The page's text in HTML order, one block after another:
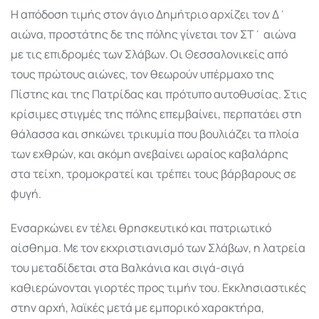
Η απόδοση τιµής στον άγιο Δηµήτριο αρχίζει τον Δ΄
αιώνα, προστάτης δε της πόλης γίνεται τον ΣΤ΄ αιώνα
µε τις επιδροµές των Σλάβων. Οι Θεσσαλονικείς από
τους πρώτους αιώνες, τον θεωρούν υπέρµαχο της
Πίστης και της Πατρίδας και πρότυπο αυτοθυσίας. Στις
κρίσιµες στιγµές της πόλης επεµβαίνει, περπατάει στη
θάλασσα και σηκώνει τρικυµία που βουλιάζει τα πλοία
των εχθρών, και ακόµη ανεβαίνει ωραίος καβαλάρης
στα τείχη, τροµοκρατεί και τρέπει τους βάρβαρους σε
φυγή.
Ενσαρκώνει εν τέλει θρησκευτικό και πατριωτικό
αίσθηµα. Με τον εκχριστιανισµό των Σλάβων, η λατρεία
του µεταδίδεται στα Βαλκάνια και σιγά-σιγά
καθιερώνονται γιορτές προς τιµήν του. Εκκλησιαστικές
στην αρχή, λαϊκές µετά µε εµπορικό χαρακτήρα,